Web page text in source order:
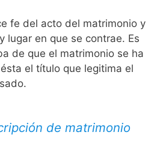
fe del acto del matrimonio y
lugar en que se contrae. Es
de que el matrimonio se ha
el título que legitima el
de matrimonio